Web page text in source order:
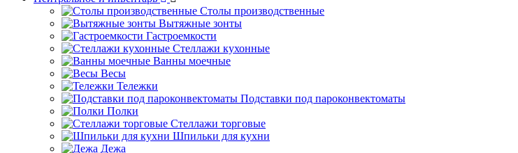
Столы производственные
Вытяжные зонты
Гастроемкости
Стеллажи кухонные
Ванны моечные
Весы
Тележки
Подставки под пароконвектоматы
Полки
Стеллажи торговые
Шпильки для кухни
Дежа